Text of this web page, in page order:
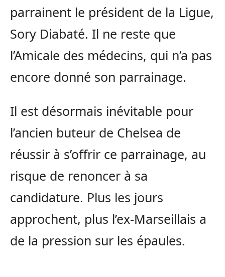
parrainent le président de la Ligue,
Sory Diabaté. Il ne reste que
l’Amicale des médecins, qui n’a pas
encore donné son parrainage.
Il est désormais inévitable pour
l’ancien buteur de Chelsea de
réussir à s’offrir ce parrainage, au
risque de renoncer à sa
candidature. Plus les jours
approchent, plus l’ex-Marseillais a
de la pression sur les épaules.